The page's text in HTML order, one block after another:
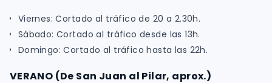
Viernes: Cortado al tráfico de 20 a 2.30h.
Sábado: Cortado al tráfico desde las 13h.
Domingo: Cortado al tráfico hasta las 22h.
VERANO (De San Juan al Pilar, aprox.)